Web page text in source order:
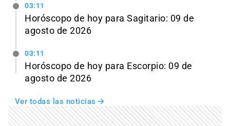
03:11
Horóscopo de hoy para Sagitario: 09 de
agosto de 2026
03:11
Horóscopo de hoy para Escorpio: 09 de
agosto de 2026
Ver todas las noticias